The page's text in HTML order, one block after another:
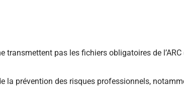
pas les fichiers obligatoires de l’ARC
la prévention des risques professionnels,